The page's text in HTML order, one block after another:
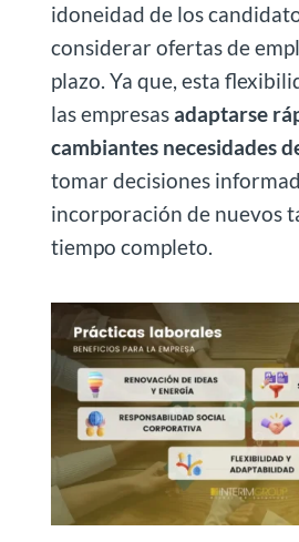
idoneidad de los
considerar ofertas de
plazo. Ya que, esta
las empresasadaptarse
cambiantes necesidades
tomar decisiones
incorporación de nuevos
tiempo completo.